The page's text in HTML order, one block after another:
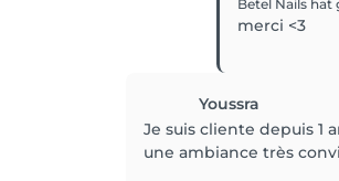
Betel Nails hat
merci <3
Youssra
Je suis cliente depuis 1
une ambiance très